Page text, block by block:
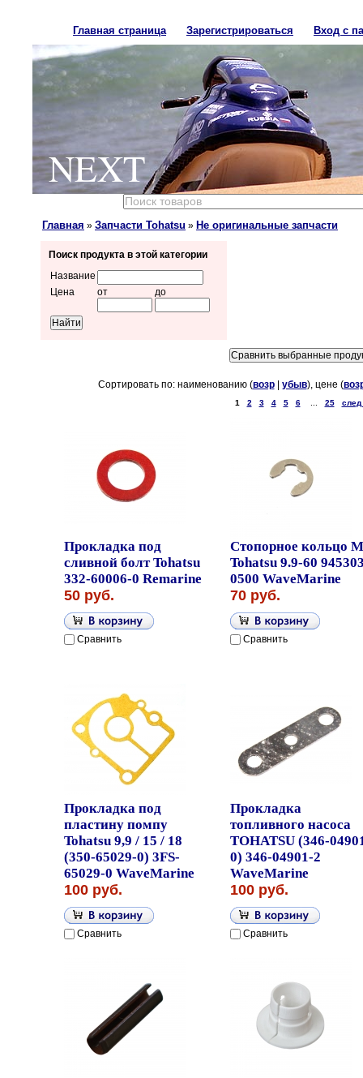
Главная страница Зарегистрироваться Вход с
NEXT
Главная » Запчасти Tohatsu » Не оригинальные запчасти
Поиск продукта в этой категории
Название
Цена
от до
Сортировать по: наименованию (возр| убыв), цене (
1 2 3 4 5 6... 25 след
Прокладка под
сливной болт Tohatsu
332-60006-0 Remarine
50 руб.
Сравнить
Стопорное кольцо
Tohatsu 9.9-60
0500 WaveMarine
70 руб.
Сравнить
Прокладка под
пластину помпу
Tohatsu 9,9 / 15 / 18
(350-65029-0) 3FS-
65029-0 WaveMarine
100 руб.
Сравнить
Прокладка
топливного насоса
TOHATSU (346-
0) 346-04901-2
WaveMarine
100 руб.
Сравнить